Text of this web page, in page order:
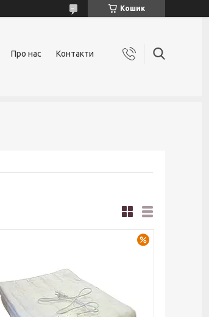
Кошик
Про нас Контакти